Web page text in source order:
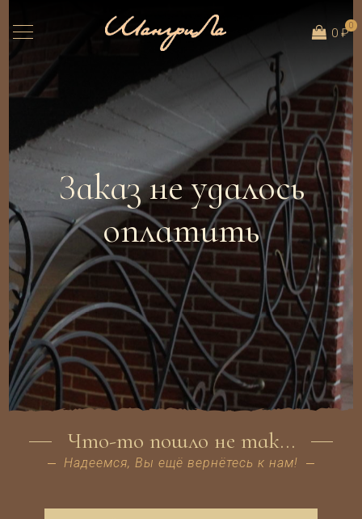
0
0 ₽
Заказ не удалось
оплатить
Что-то пошло не так...
Надеемся, Вы ещё вернётесь к нам!